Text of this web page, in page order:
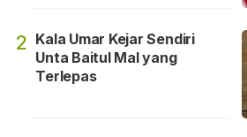
2 Kala Umar Kejar Sendiri
Unta Baitul Mal yang
Terlepas